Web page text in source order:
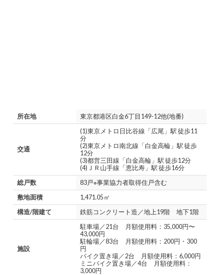
所在地 東京都港区白金6丁目149-12他(地番)
交通
(1)東京メトロ日比谷線「広尾」駅 徒歩11
分
(2)東京メトロ南北線「白金高輪」駅 徒歩
12分
(3)都営三田線「白金高輪」駅 徒歩12分
(4)ＪＲ山手線「恵比寿」駅 徒歩16分
総戸数
83戸※事業協力者取得住戸含む
敷地面積
1,471.05㎡
構造/階建て
鉄筋コンクリート造／地上19階 地下1階
施設
駐車場／21台 月額使用料：35,000円〜
43,000円
駐輪場／83台 月額使用料：200円・300
円
バイク置き場／2台 月額使用料：6,000円
ミニバイク置き場／4台 月額使用料：
3,000円